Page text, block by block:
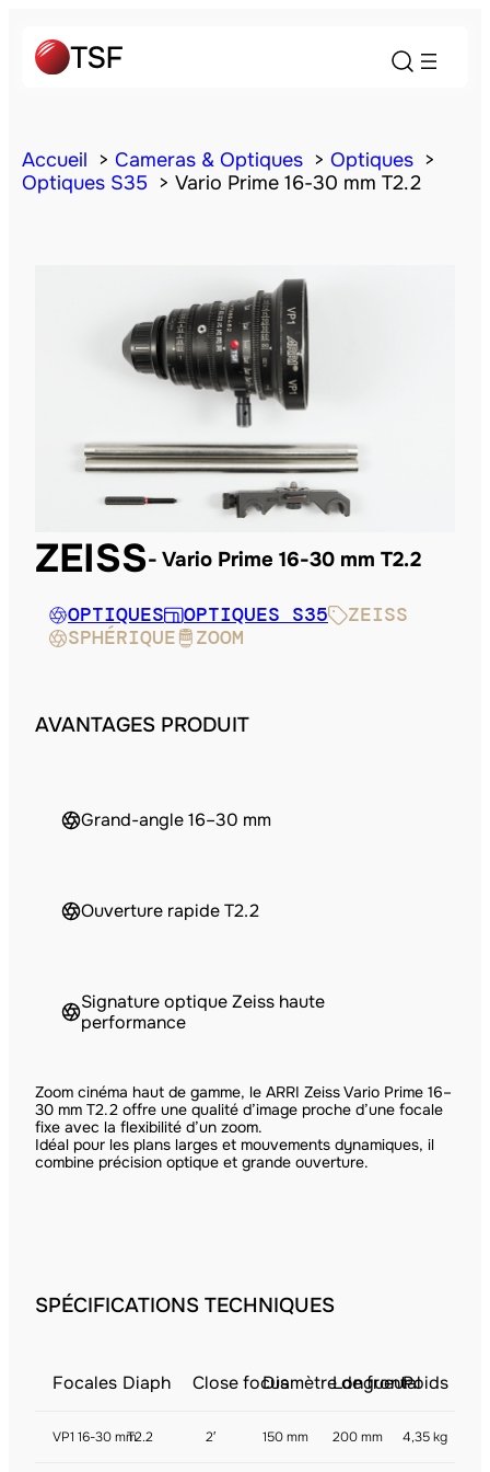
Accueil Cameras & Optiques
Optiques
Optiques S35
Vario Prime 16-30 mm T2.2
ZEISS Vario Prime 16-30 mm T2.2
OPTIQUES OPTIQUES S35
ZEISS
SPHÉRIQUE
ZOOM
AVANTAGES PRODUIT
Grand-angle 16–30 mm
Ouverture rapide T2.2
Signature optique Zeiss haute
performance
Zoom cinéma haut de gamme, le ARRI Zeiss Vario Prime 16–
30 mm T2.2 offre une qualité d’image proche d’une focale
fixe avec la flexibilité d’un zoom.
Idéal pour les plans larges et mouvements dynamiques, il
combine précision optique et grande ouverture.
SPÉCIFICATIONS TECHNIQUES
Focales Diaph Close focusDiamètre de frontal
LongueurPoids
VP1 16-30 mmT2.2 2′ 150 mm 200 mm 4,35 kg